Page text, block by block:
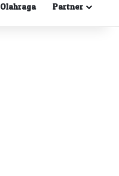
Olahraga Partner